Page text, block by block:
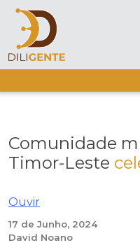
Skip
content
Comunidade
Timor-Leste
Ouvir
17 de Junho, 2024
David Noano